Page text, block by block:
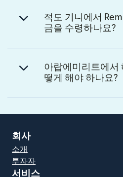
적도 기니에서
금을 수령하나요?
아랍에미리트에서
떻게 해야 하나요?
회사
소개
투자자
서비스